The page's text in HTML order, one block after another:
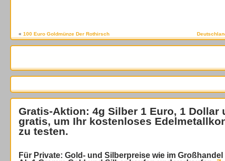
« 100 Euro Goldmünze Der Rothirsch
Gratis-Aktion: 4g Silber 1 Euro, 1 Dollar
gratis, um Ihr kostenloses
zu testen.
Für Private: Gold- und Silberpreise wie im